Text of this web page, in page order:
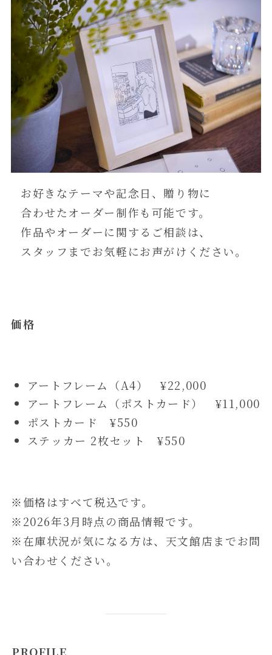
お好きなテーマや記念日、贈り物に
合わせたオーダー制作も可能です。
作品やオーダーに関するご相談は、
スタッフまでお気軽にお声がけください。
価格
アートフレーム（A4） ¥22,000
アートフレーム（ポストカード） ¥11,000
ポストカード ¥550
ステッカー 2枚セット ¥550
※価格はすべて税込です。
※2026年3月時点の商品情報です。
※在庫状況が気になる方は、天文館店までお問
い合わせください。
PROFILE